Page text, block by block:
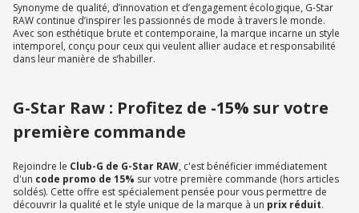
Synonyme de qualité, d’innovation et d’engagement écologique, G-Star
RAW continue d’inspirer les passionnés de mode à travers le monde.
Avec son esthétique brute et contemporaine, la marque incarne un style
intemporel, conçu pour ceux qui veulent allier audace et responsabilité
dans leur manière de s’habiller.
G-Star Raw : Profitez de -15% sur votre
première commande
Rejoindre le Club-G de G-Star RAW, c'est bénéficier immédiatement
d'un code promo de 15% sur votre première commande (hors articles
soldés). Cette offre est spécialement pensée pour vous permettre de
découvrir la qualité et le style unique de la marque à un prix réduit.